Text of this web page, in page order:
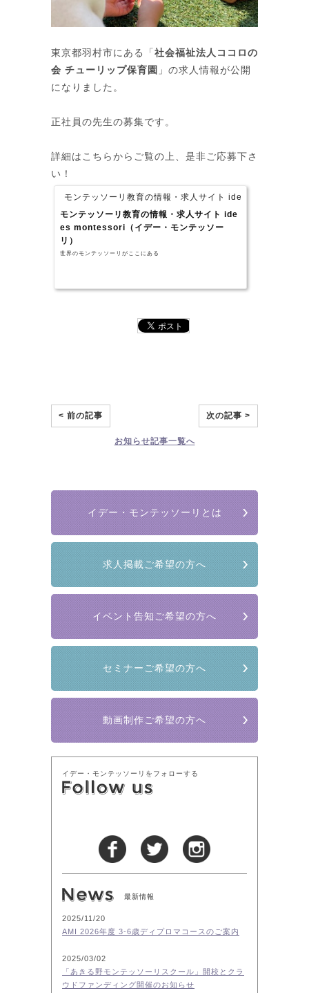
東京都羽村市にある「 社会福祉法人ココロの
会 チューリップ保育園 」の求人情報が公開
になりました。
正社員の先生の募集です。
詳細はこちらからご覧の上、是非ご応募下さ
い！
モンテッソーリ教育の情報・求人サイト idees montessori
モンテッソーリ教育の情報・求人サイト ide
es montessori（イデー・モンテッソー
リ）
世界のモンテッソーリがここにある
< 前の記事 次の記事 >
お知らせ記事一覧へ
イデー・モンテッソーリとは
求人掲載ご希望の方へ
イベント告知ご希望の方へ
セミナーご希望の方へ
動画制作ご希望の方へ
イデー・モンテッソーリをフォローする
最新情報
2025/11/20
AMI 2026年度 3-6歳ディプロマコースのご案内
2025/03/02
「あきる野モンテッソーリスクール」開校とクラ
ウドファンディング開催のお知らせ